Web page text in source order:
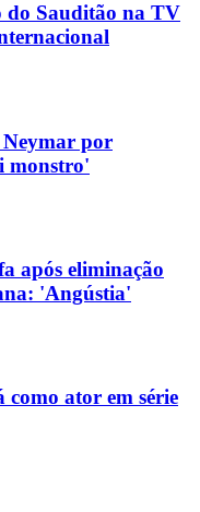
do Sauditão na TV
Neymar por
monstro'
após eliminação
'Angústia'
ator em série